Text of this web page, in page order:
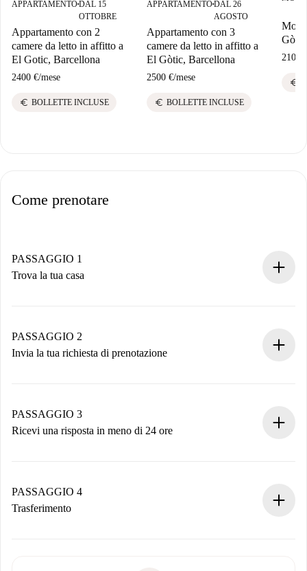
APPARTAMENTO■DAL 15
OTTOBRE
Appartamento con 2
camere da letto in affitto a
El Gotic, Barcellona
2400 €/mese
euro BOLLETTE INCLUSE
APPARTAMENTO■DAL 26
AGOSTO
Appartamento con 3
camere da letto in affitto a
El Gòtic, Barcellona
2500 €/mese
euro BOLLETTE INCLUSE
2100
euro
Come prenotare
PASSAGGIO 1
Trova la tua casa
Hai tutte le informazioni necessarie in anticipo.
PASSAGGIO 2
Invia la tua richiesta di prenotazione
non accetta.
PASSAGGIO 3
Ricevi una risposta in meno di 24 ore
contatto con il proprietario.
Se rifiutata: non ti addebiteremo nulla e ti proporremo
PASSAGGIO 4
Trasferimento